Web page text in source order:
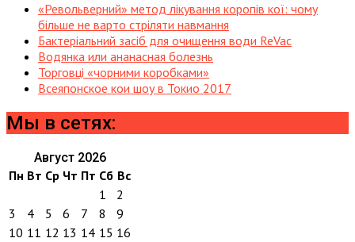
«Револьверний» метод лікування коропів кої: чому
більше не варто стріляти навмання
Бактеріальний засіб для очищення води ReVac
Водянка или ананасная болезнь
Торговці «чорними коробками»
Всеяпонское кои шоу в Токио 2017
Мы в сетях:
Август 2026
Пн Вт Ср Чт Пт Сб Вс
1
2
3
4 5 6 7 8
9
10 11 12 13 14 15 16